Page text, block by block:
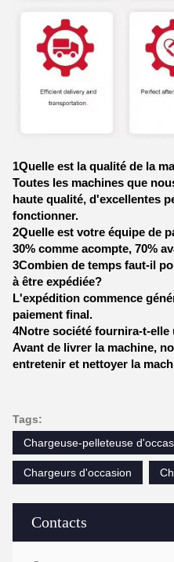
Contacts
1Quelle est la qualité de la
Toutes les machines que
haute qualité, d'excellentes
fonctionner.
2Quelle est votre équipe de
30% comme acompte, 70%
3Combien de temps faut-il
à être expédiée?
L'expédition commence
paiement final.
4Notre société fournira-t-elle
Avant de livrer la machine,
entretenir et nettoyer la
Tags:
Chargeuse-pelleteuse
Chargeurs d'occasion